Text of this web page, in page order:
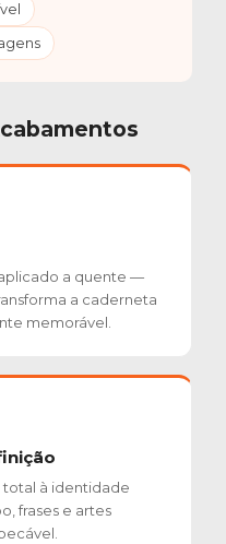
a quente —
a caderneta
memorável.
total à identidade
frases e artes